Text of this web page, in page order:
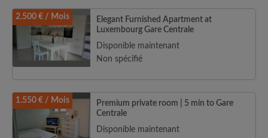
2.500 € / Mois
Elegant Furnished Apartment at
Luxembourg Gare Centrale
Disponible maintenant
Non spécifié
1.550 € / Mois
Premium private room | 5 min to Gare
Centrale
Disponible maintenant